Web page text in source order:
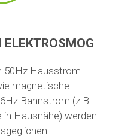
50Hz Hausstrom
magnetische
Bahnstrom (z.B.
Hausnähe) werden